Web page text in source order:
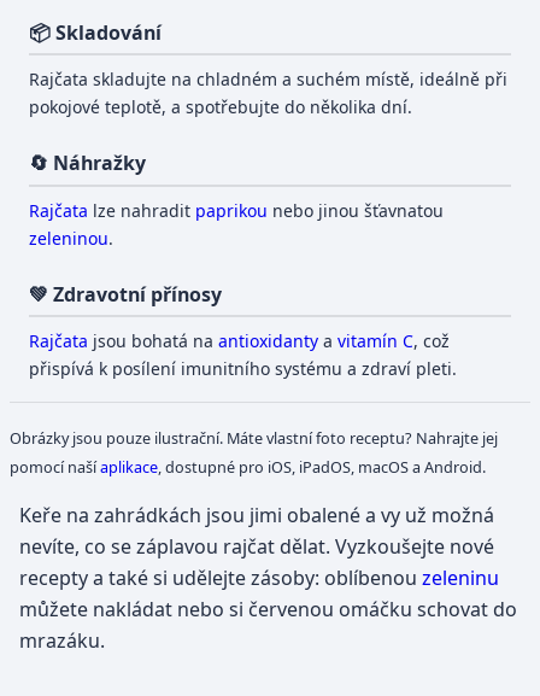
📦 Skladování
Rajčata skladujte na chladném a suchém místě, ideálně při
pokojové teplotě, a spotřebujte do několika dní.
🔄 Náhražky
Rajčata lze nahradit paprikou nebo jinou šťavnatou
zeleninou.
💚 Zdravotní přínosy
Rajčata jsou bohatá naantioxidanty avitamín C, což
přispívá k posílení imunitního systému a zdraví pleti.
Obrázky jsou pouze ilustrační. Máte vlastní foto receptu? Nahrajte jej
pomocí našíaplikace , dostupné pro iOS, iPadOS, macOS a Android.
Keře na zahrádkách jsou jimi obalené a vy už možná
nevíte, co se záplavou rajčat dělat. Vyzkoušejte nové
recepty a také si udělejte zásoby: oblíbenou zeleninu
můžete nakládat nebo si červenou omáčku schovat do
mrazáku.